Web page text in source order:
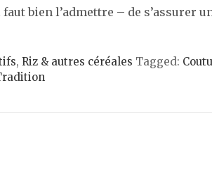
bien l’admettre – de s’assurer
, Riz & autres céréales Tagged: